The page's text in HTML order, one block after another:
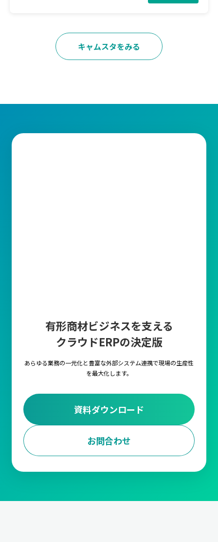
キャムスタをみる
有形商材ビジネスを支える
クラウドERPの決定版
あらゆる業務の一元化と豊富な外部システム連携で現場の生産性
を最大化します。
資料ダウンロード
お問合わせ